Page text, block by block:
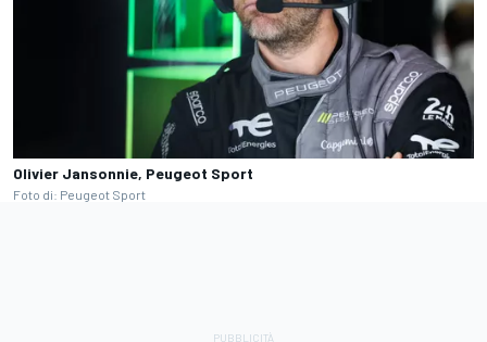
Olivier Jansonnie, Peugeot Sport
Foto di: Peugeot Sport